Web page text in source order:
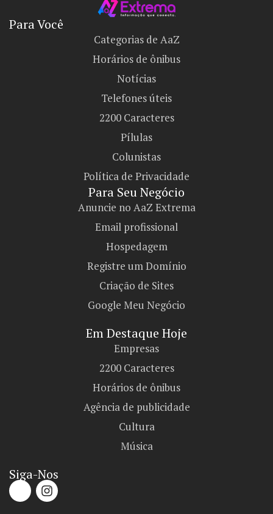
Para Você
Categorias de AaZ
Horários de ônibus
Notícias
Telefones úteis
2200 Caracteres
Pílulas
Colunistas
Política de Privacidade
Para Seu Negócio​
Anuncie no AaZ Extrema
Email profissional
Hospedagem
Registre um Domínio
Criação de Sites
Google Meu Negócio
Em Destaque Hoje
Empresas
2200 Caracteres
Horários de ônibus
Agência de publicidade
Cultura
Música
Siga-Nos